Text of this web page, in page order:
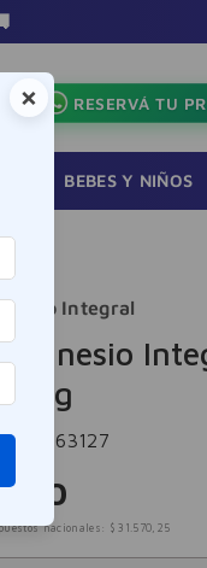
RESERVÁ TU
BEBES Y NIÑOS
Integral
9963127
200
nacionales: $ 31 .570, 25
×